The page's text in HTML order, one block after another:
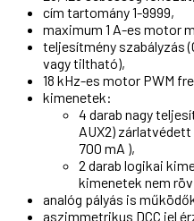
cím tartomány 1-9999,
maximum 1 A-es motor
teljesítmény szabályzás
vagy tiltható),
18 kHz-es motor PWM
kimenetek:
4 darab nagy
AUX2)
700 mA ),
2 darab logikai
kimenetek nem
analóg pályás is
aszimmetrikus DCC jel